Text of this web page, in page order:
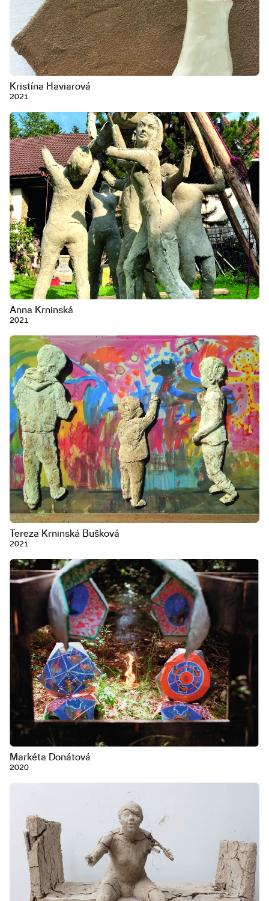
Kristína Haviarová
2021
Anna Krninská
2021
Tereza Krninská Bušková
2021
Markéta Donátová
2020